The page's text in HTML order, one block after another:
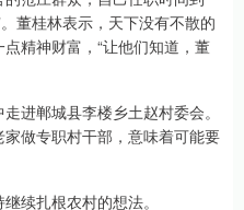
董桂林表示，天下没有不散的
精神财富，“让他们知道，董
进郸城县李楼乡土赵村委会。
做专职村干部，意味着可能要
续扎根农村的想法。